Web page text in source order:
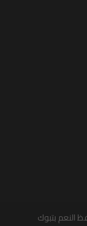
النعم بتبوك